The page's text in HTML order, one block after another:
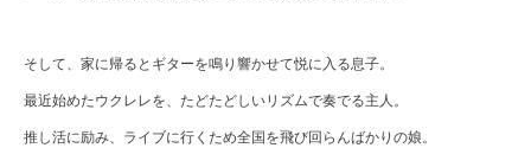
そして、家に帰るとギターを鳴り響かせて悦に入る息子。
最近始めたウクレレを、たどたどしいリズムで奏でる主人。
推し活に励み、ライブに行くため全国を飛び回らんばかりの娘。